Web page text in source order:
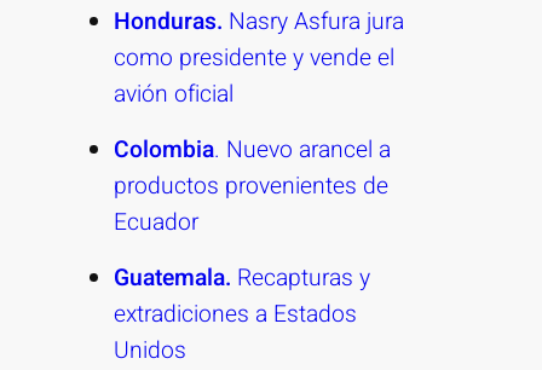
Honduras. Nasry Asfura jura
como presidente y vende el
avión oficial
Colombia. Nuevo arancel a
productos provenientes de
Ecuador
Guatemala. Recapturas y
extradiciones a Estados
Unidos